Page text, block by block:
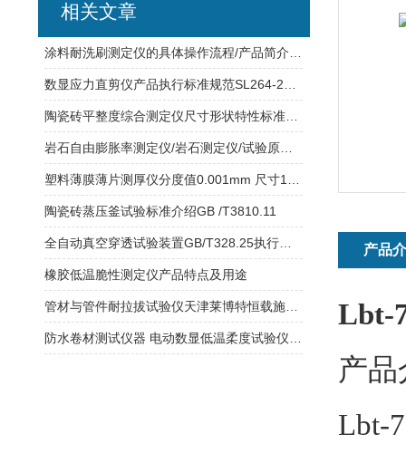
产品
Lbt-
产
Lbt-
相关文章
陶瓷砖蒸压釜试验标准介绍GB /T3810.11
橡胶低温脆性测定仪产品特点及用途